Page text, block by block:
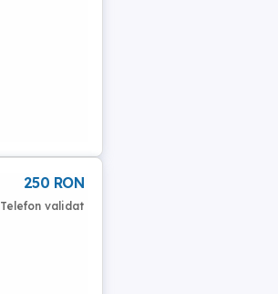
250 RON
Telefon validat